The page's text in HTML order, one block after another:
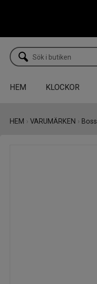
HEM KLOCKOR
HEM › VARUMÄRKEN › Boss